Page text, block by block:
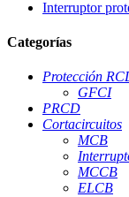
Interruptor
Categorías
Protección
GFCI
PRCD
Cortacircuitos
MCB
MCCB
ELCB